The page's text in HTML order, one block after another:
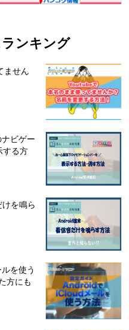
ンキング
ません
ビゲー
する方
けを鳴ら
を使う
方にも